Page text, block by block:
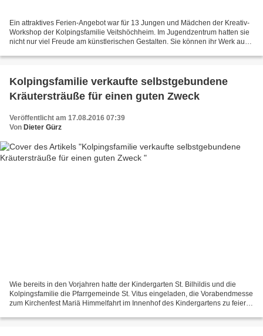
Ein attraktives Ferien-Angebot war für 13 Jungen und Mädchen der Kreativ-
Workshop der Kolpingsfamilie Veitshöchheim. Im Jugendzentrum hatten sie
nicht nur viel Freude am künstlerischen Gestalten. Sie können ihr Werk auch
Kolpingsfamilie verkaufte selbstgebundene
Kräutersträuße für einen guten Zweck
Veröffentlicht am 17.08.2016 07:39
Von Dieter Gürz
Wie bereits in den Vorjahren hatte der Kindergarten St. Bilhildis und die
Kolpingsfamilie die Pfarrgemeinde St. Vitus eingeladen, die Vorabendmesse
zum Kirchenfest Mariä Himmelfahrt im Innenhof des Kindergartens zu feiern.